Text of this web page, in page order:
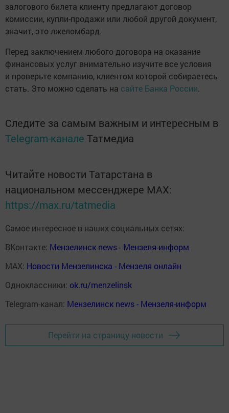
залогового билета клиенту предлагают договор
комиссии, купли-продажи или любой другой документ,
значит, это лжеломбард.
Перед заключением любого договора на оказание
финансовых услуг внимательно изучите все условия
и проверьте компанию, клиентом которой собираетесь
стать. Это можно сделать на сайте Банка России.
Следите за самым важным и интересным в
Telegram-канале Татмедиа
Читайте новости Татарстана в
национальном мессенджере MАХ:
https://max.ru/tatmedia
Самое интересное в наших социальных сетях:
ВКонтакте: Мензелинск news - Мензеля-информ
MAX: Новости Мензелинска - Мензеля онлайн
Одноклассники: ok.ru/menzelinsk
Telegram-канал: Мензелинск news - Мензеля-информ
Перейти на страницу новости